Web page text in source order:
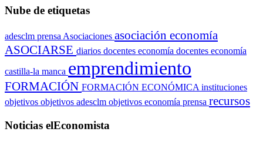
Nube de etiquetas
adesclm prensa Asociaciones asociación economía
ASOCIARSE diarios docentes economía docentes economía
castilla-la manca emprendimiento
FORMACIÓN FORMACIÓN ECONÓMICA instituciones
objetivos objetivos adesclm objetivos economía prensa recursos
Noticias elEconomista